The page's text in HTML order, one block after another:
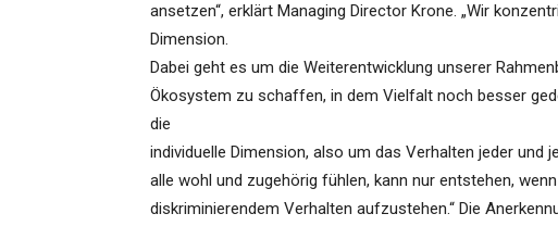
ansetzen“, erklärt Managing Director Krone. „Wir
Dimension.
Dabei geht es um die Weiterentwicklung unserer
Ökosystem zu schaffen, in dem Vielfalt noch besser
die
individuelle Dimension, also um das Verhalten jeder und
alle wohl und zugehörig fühlen, kann nur entstehen,
diskriminierendem Verhalten aufzustehen.“ Die